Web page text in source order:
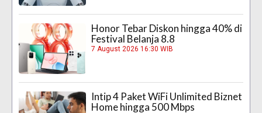
Honor Tebar Diskon hingga 40% di
Festival Belanja 8.8
7 August 2026 16:30 WIB
Intip 4 Paket WiFi Unlimited Biznet
Home hingga 500 Mbps